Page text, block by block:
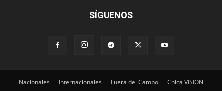
SÍGUENOS
Nacionales Internacionales Fuera del Campo Chica VISION